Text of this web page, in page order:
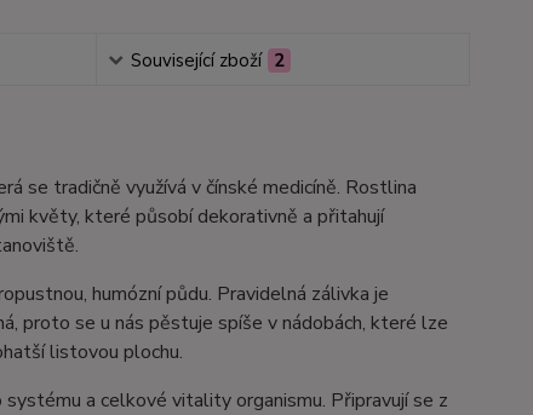
Související zboží 2
se tradičně využívá v čínské medicíně. Rostlina
květy, které působí dekorativně a přitahují
humózní půdu. Pravidelná zálivka je
proto se u nás pěstuje spíše v nádobách, které lze
listovou plochu.
a celkové vitality organismu. Připravují se z